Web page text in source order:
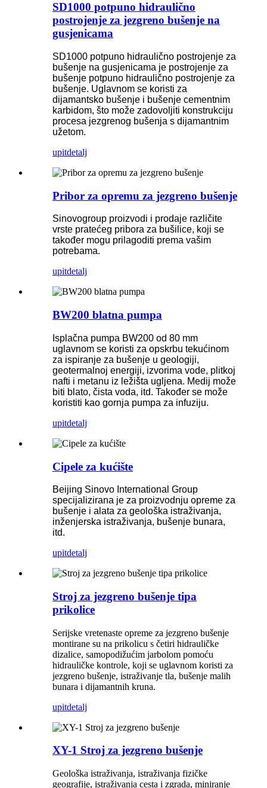
SD1000 potpuno hidraulično
postrojenje za jezgreno bušenje na
gusjenicama
SD1000 potpuno hidraulično postrojenje za
bušenje na gusjenicama je postrojenje za
bušenje potpuno hidraulično postrojenje za
bušenje. Uglavnom se koristi za
dijamantsko bušenje i bušenje cementnim
karbidom, što može zadovoljiti konstrukciju
procesa jezgrenog bušenja s dijamantnim
užetom.
upitdetalj
Pribor za opremu za jezgreno bušenje
Sinovogroup proizvodi i prodaje različite
vrste pratećeg pribora za bušilice, koji se
također mogu prilagoditi prema vašim
potrebama.
upitdetalj
BW200 blatna pumpa
Isplačna pumpa BW200 od 80 mm
uglavnom se koristi za opskrbu tekućinom
za ispiranje za bušenje u geologiji,
geotermalnoj energiji, izvorima vode, plitkoj
nafti i metanu iz ležišta ugljena. Medij može
biti blato, čista voda, itd. Također se može
koristiti kao gornja pumpa za infuziju.
upitdetalj
Cipele za kućište
Beijing Sinovo International Group
specijalizirana je za proizvodnju opreme za
bušenje i alata za geološka istraživanja,
inženjerska istraživanja, bušenje bunara,
itd.
upitdetalj
Stroj za jezgreno bušenje tipa
prikolice
Serijske vretenaste opreme za jezgreno bušenje
montirane su na prikolicu s četiri hidrauličke
dizalice, samopodižućim jarbolom pomoću
hidrauličke kontrole, koji se uglavnom koristi za
jezgreno bušenje, istraživanje tla, bušenje malih
bunara i dijamantnih kruna.
upitdetalj
XY-1 Stroj za jezgreno bušenje
Geološka istraživanja, istraživanja fizičke
geografije, istraživanja cesta i zgrada, miniranje